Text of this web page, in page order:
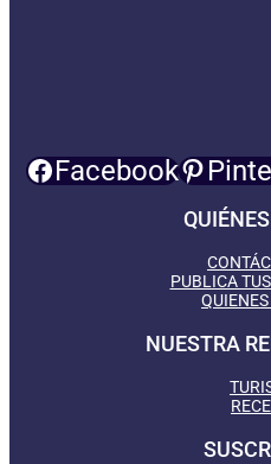
Facebook
PUBLICA
NUESTRA